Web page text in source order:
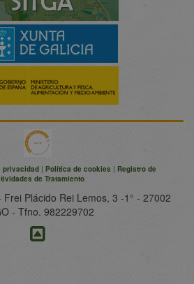
privacidad| Política de cookies | Registro de
de Tratamiento
Frei Plácido Rei Lemos, 3 -1° - 27002
- Tfno. 982229702